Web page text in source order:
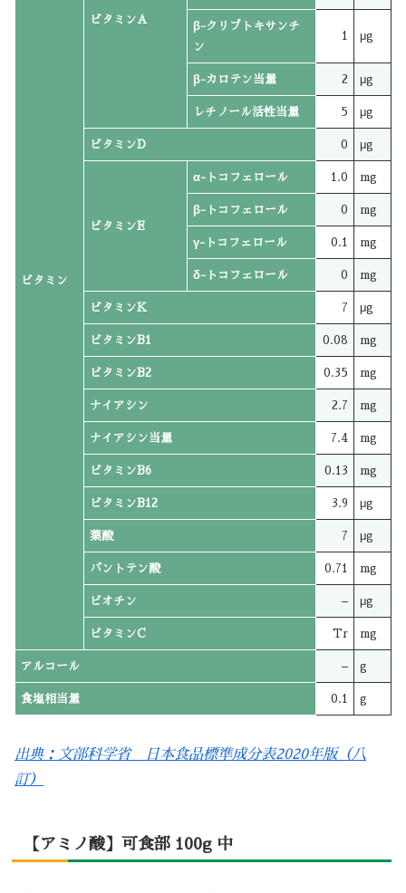
ビタミン
ビタミンA
β-クリプトキサンチ
ン
1 μg
β-カロテン当量 2 μg
レチノール活性当量 5 μg
ビタミンD 0 μg
ビタミンE
α-トコフェロール 1.0 mg
β-トコフェロール 0 mg
γ-トコフェロール 0.1 mg
δ-トコフェロール 0 mg
ビタミンK 7 μg
ビタミンB1 0.08 mg
ビタミンB2 0.35 mg
ナイアシン 2.7 mg
ナイアシン当量 7.4 mg
ビタミンB6 0.13 mg
ビタミンB12 3.9 μg
葉酸 7 μg
パントテン酸 0.71 mg
ビオチン – μg
ビタミンC Tr mg
アルコール – g
食塩相当量 0.1 g
出典：文部科学省 日本食品標準成分表2020年版（八
訂）
【アミノ酸】可食部 100g 中